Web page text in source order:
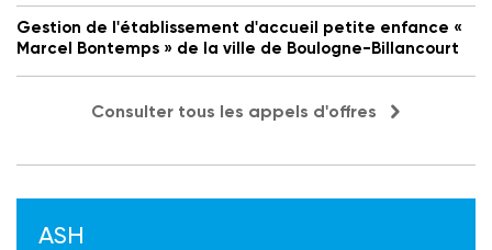
Gestion de l'établissement d'accueil petite enfance «
Marcel Bontemps » de la ville de Boulogne-Billancourt
Consulter tous les appels d'offres
ASH